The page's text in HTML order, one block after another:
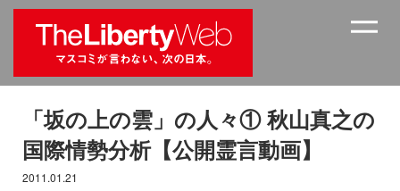
「坂の上の雲」の人々① 秋山真之の
国際情勢分析【公開霊言動画】
2011.01.21